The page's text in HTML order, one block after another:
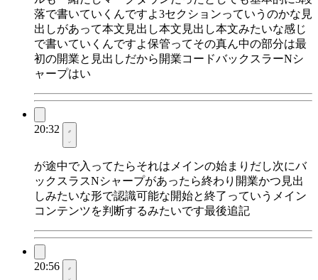
落で書いていくんですよ3セクションっていうのかな見
出しがあって本文見出し本文見出し本文みたいな感じ
で書いていくんですよ保管ってその真ん中の部分は最
初の開業と見出しだから開業コードバックスラーNシ
ャープはい
20:32
が途中で入ってたらそれはメインの始まりだし次にバ
ックスラスNシャープがあったら終わり開業かつ見出
しみたいな形で認識可能な開始と終了っていうメイン
コンテンツを判断するみたいです最後追記
20:56